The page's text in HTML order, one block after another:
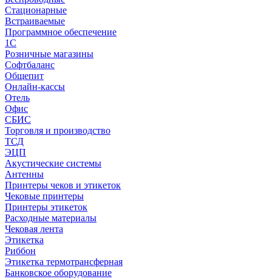
Стационарные
Встраиваемые
Программное обеспечение
1С
Розничные магазины
Софтбаланс
Общепит
Онлайн-кассы
Отель
Офис
СБИС
Торговля и производство
ТСД
ЭЦП
Акустические системы
Антенны
Принтеры чеков и этикеток
Чековые принтеры
Принтеры этикеток
Расходные материалы
Чековая лента
Этикетка
Риббон
Этикетка термотрансферная
Банковское оборудование